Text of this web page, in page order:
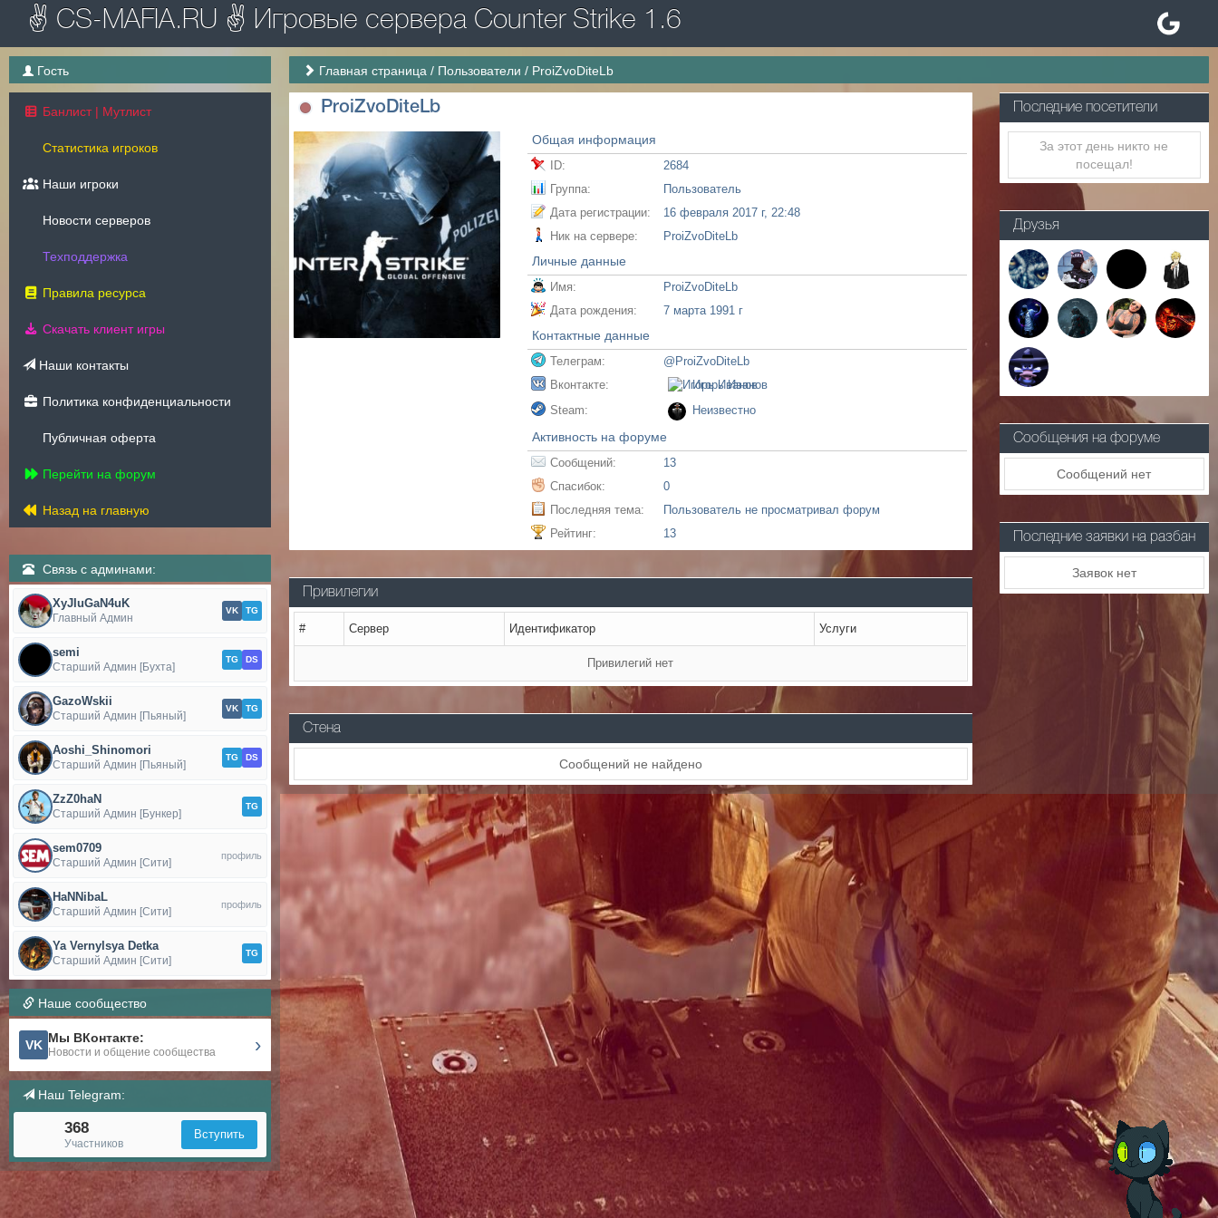
✌ CS-MAFIA.RU ✌ Игровые сервера Counter Strike 1.6
Гость
Банлист | Мутлист
Статистика игроков
Наши игроки
Новости серверов
Техподдержка
Правила ресурса
Скачать клиент игры
Наши контакты
Политика конфиденциальности
Публичная оферта
Перейти на форум
Назад на главную
Связь с админами:
XyJIuGaN4uK
Главный Админ
VK TG
semi
Старший Админ [Бухта]
TG DS
GazoWskii
Старший Админ [Пьяный]
VK TG
Aoshi_Shinomori
Старший Админ [Пьяный]
TG DS
ZzZ0haN
Старший Админ [Бункер]
TG
sem0709
Старший Админ [Сити]
профиль
HaNNibaL
Старший Админ [Сити]
профиль
Ya Vernylsya Detka
Старший Админ [Сити]
TG
Наше сообщество
VK Мы ВКонтакте:
Новости и общение сообщества ›
Наш Telegram:
368
Участников
Вступить
Главная страница / Пользователи / ProiZvoDiteLb
ProiZvoDiteLb
Общая информация
ID:
2684
Группа:
Пользователь
Дата регистрации:
16 февраля 2017 г, 22:48
Ник на сервере:
ProiZvoDiteLb
Личные данные
Имя:
ProiZvoDiteLb
Дата рождения:
7 марта 1991 г
Контактные данные
Телеграм:
@ProiZvoDiteLb
Вконтакте:
Игорь Иванов
Steam:
Неизвестно
Активность на форуме
Сообщений:
13
Спасибок:
0
Последняя тема:
Пользователь не просматривал форум
Рейтинг:
13
Привилегии
# Сервер Идентификатор Услуги
Привилегий нет
Стена
Сообщений не найдено
Последние посетители
За этот день никто не
посещал!
Друзья
Сообщения на форуме
Сообщений нет
Последние заявки на разбан
Заявок нет